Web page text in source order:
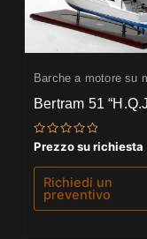
Barche a motore su
Bertram 51
Valutato
0
su
Prezzo su richiesta
Richiedi un
preventivo